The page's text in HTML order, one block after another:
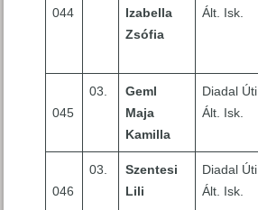
044
Izabella
Zsófia
Ált. Isk.
045
03.
Geml
Maja
Kamilla
Diadal Úti
Ált. Isk.
046
03.
Szentesi
Lili
Diadal Úti
Ált. Isk.